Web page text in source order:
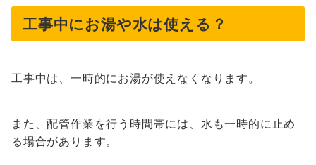
工事中にお湯や水は使える？
工事中は、一時的にお湯が使えなくなります。
また、配管作業を行う時間帯には、水も一時的に止め
る場合があります。